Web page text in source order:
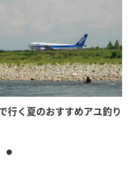
行く夏のおすすめアユ釣り